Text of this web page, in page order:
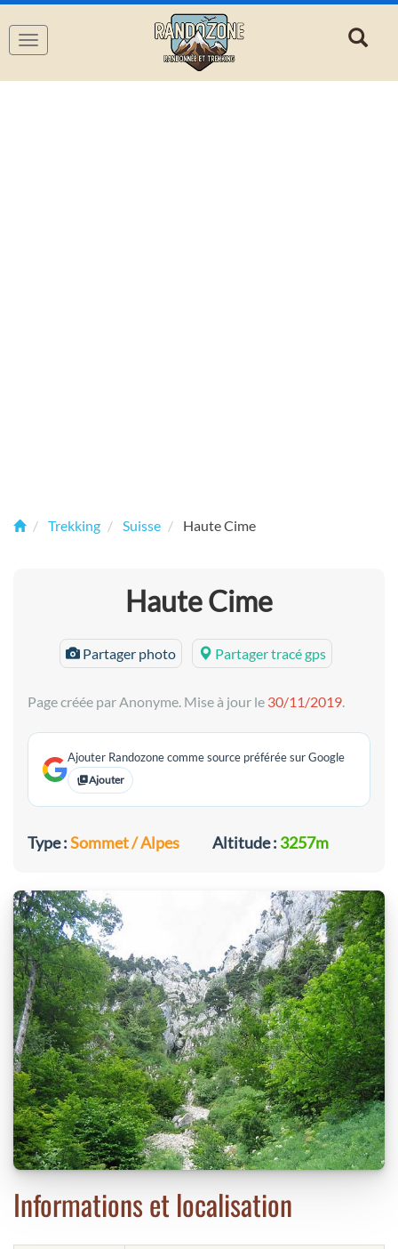
Navigation
Trekking Suisse Haute Cime
Haute Cime
Partager photo Partager tracé gps
Page créée par Anonyme. Mise à jour le 30/11/2019.
Ajouter Randozone comme source préférée sur Google
Ajouter
Type :Sommet / Alpes Altitude : 3257m
Informations et localisation